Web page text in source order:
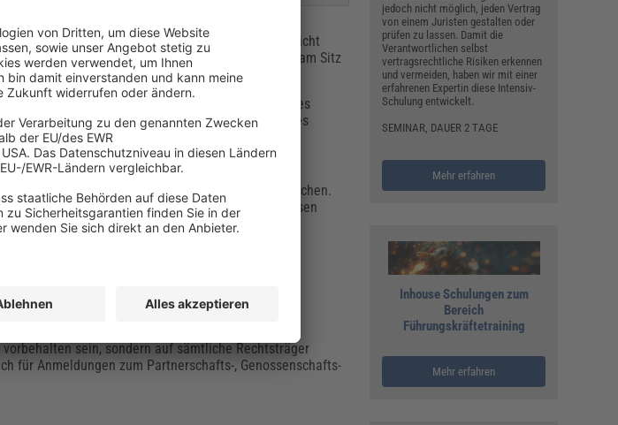
Anstatt einer handschriftlichen
reicht
einen Notar beauftragen, dessen Amtsbereich am Sitz
(sog. „satzungsändernde Beschlüsse“) mithilfe des
etwa die Erhöhung oder Herabsetzung des
erforderlich sind, vollständig online einzureichen.
Stellen weitergegeben werden. Somit müssen
sein, sondern auf sämtliche Rechtsträger
für Anmeldungen zum Partnerschafts-, Genossenschafts-
jedoch nicht möglich, jeden Vertrag
von einem Juristen gestalten oder
prüfen zu lassen. Damit die
Verantwortlichen selbst
vertragsrechtliche Risiken erkennen
und vermeiden, haben wir mit einer
erfahrenen Expertin diese Intensiv-
Schulung entwickelt.
SEMINAR, DAUER 2 TAGE
Mehr erfahren
Inhouse Schulungen zum
Bereich
Führungskräftetraining
Mehr erfahren